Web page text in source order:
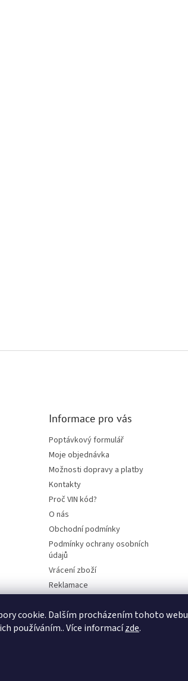
cookie. Dalším procházením tohoto webu
používáním.. Více informacízde.
Informace pro vás
Poptávkový formulář
Moje objednávka
Možnosti dopravy a platby
Kontakty
Proč VIN kód?
O nás
Obchodní podmínky
Podmínky ochrany osobních
údajů
Vrácení zboží
Reklamace
BLOG